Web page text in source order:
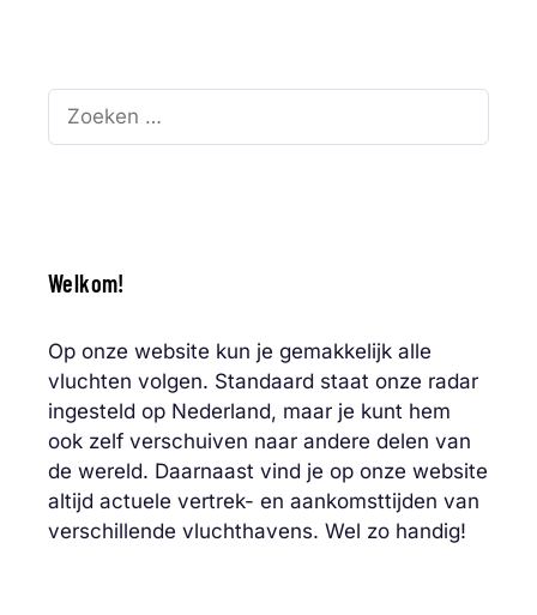
naar:
Welkom!
Op onze website kun je gemakkelijk alle
vluchten volgen. Standaard staat onze radar
ingesteld op Nederland, maar je kunt hem
ook zelf verschuiven naar andere delen van
de wereld. Daarnaast vind je op onze website
altijd actuele vertrek- en aankomsttijden van
verschillende vluchthavens. Wel zo handig!